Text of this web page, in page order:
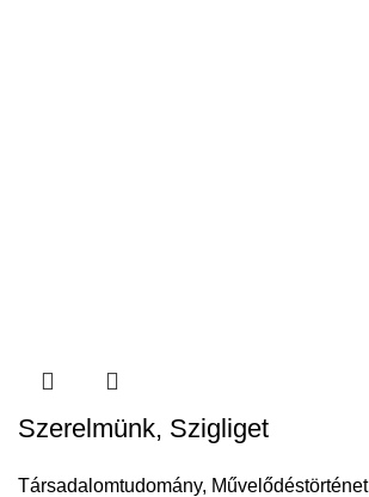
Szerelmünk, Szigliget
Társadalomtudomány, Művelődéstörténet